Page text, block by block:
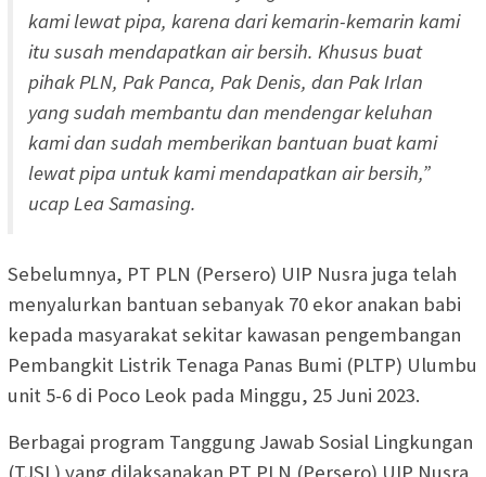
kami lewat pipa, karena dari kemarin-kemarin kami
itu susah mendapatkan air bersih. Khusus buat
pihak PLN, Pak Panca, Pak Denis, dan Pak Irlan
yang sudah membantu dan mendengar keluhan
kami dan sudah memberikan bantuan buat kami
lewat pipa untuk kami mendapatkan air bersih,”
ucap Lea Samasing.
Sebelumnya, PT PLN (Persero) UIP Nusra juga telah
menyalurkan bantuan sebanyak 70 ekor anakan babi
kepada masyarakat sekitar kawasan pengembangan
Pembangkit Listrik Tenaga Panas Bumi (PLTP) Ulumbu
unit 5-6 di Poco Leok pada Minggu, 25 Juni 2023.
Berbagai program Tanggung Jawab Sosial Lingkungan